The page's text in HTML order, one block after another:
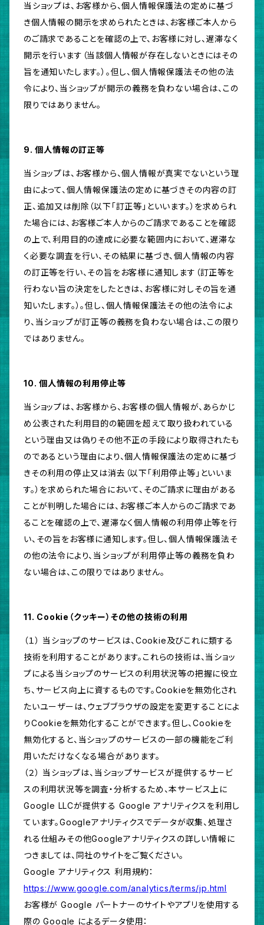
当ショップは、お客様から、個人情報保護法の定めに基づ
き個人情報の開示を求められたときは、お客様ご本人から
のご請求であることを確認の上で、お客様に対し、遅滞なく
開示を行います（当該個人情報が存在しないときにはその
旨を通知いたします。）。但し、個人情報保護法その他の法
令により、当ショップが開示の義務を負わない場合は、この
限りではありません。
9. 個人情報の訂正等
当ショップは、お客様から、個人情報が真実でないという理
由によって、個人情報保護法の定めに基づきその内容の訂
正、追加又は削除（以下「訂正等」といいます。）を求められ
た場合には、お客様ご本人からのご請求であることを確認
の上で、利用目的の達成に必要な範囲内において、遅滞な
く必要な調査を行い、その結果に基づき、個人情報の内容
の訂正等を行い、その旨をお客様に通知します（訂正等を
行わない旨の決定をしたときは、お客様に対しその旨を通
知いたします。）。但し、個人情報保護法その他の法令によ
り、当ショップが訂正等の義務を負わない場合は、この限り
ではありません。
10. 個人情報の利用停止等
当ショップは、お客様から、お客様の個人情報が、あらかじ
め公表された利用目的の範囲を超えて取り扱われている
という理由又は偽りその他不正の手段により取得されたも
のであるという理由により、個人情報保護法の定めに基づ
きその利用の停止又は消去（以下「利用停止等」といいま
す。）を求められた場合において、そのご請求に理由がある
ことが判明した場合には、お客様ご本人からのご請求であ
ることを確認の上で、遅滞なく個人情報の利用停止等を行
い、その旨をお客様に通知します。但し、個人情報保護法そ
の他の法令により、当ショップが利用停止等の義務を負わ
ない場合は、この限りではありません。
11. Cookie（クッキー）その他の技術の利用
（１） 当ショップのサービスは、Cookie及びこれに類する
技術を利用することがあります。これらの技術は、当ショッ
プによる当ショップのサービスの利用状況等の把握に役立
ち、サービス向上に資するものです。Cookieを無効化され
たいユーザーは、ウェブブラウザの設定を変更することによ
りCookieを無効化することができます。但し、Cookieを
無効化すると、当ショップのサービスの一部の機能をご利
用いただけなくなる場合があります。
（２） 当ショップは、当ショップサービスが提供するサービ
スの利用状況等を調査・分析するため、本サービス上に
Google LLCが提供する Google アナリティクスを利用し
ています。Googleアナリティクスでデータが収集、処理さ
れる仕組みその他Googleアナリティクスの詳しい情報に
つきましては、同社のサイトをご覧ください。
Google アナリティクス 利用規約：
https://www.google.com/analytics/terms/jp.html
お客様が Google パートナーのサイトやアプリを使用する
際の Google によるデータ使用：